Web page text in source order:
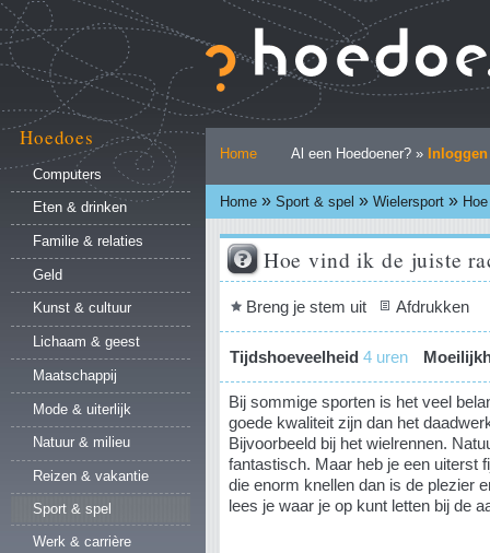
naar
inhoud.
Ga
naar
navigatie
Persoonlijke
hulpmiddelen
Home Al een Hoedoener? » Inloggen
Home » Sport & spel » Wielersport »
Hoedoes
Computers
Eten & drinken
Familie & relaties
Geld
Kunst & cultuur
Lichaam & geest
Maatschappij
Mode & uiterlijk
Natuur & milieu
Reizen & vakantie
Sport & spel
Werk & carrière
Hoe vind ik de juiste
Document
Breng je stem uit Afdrukken
Tijdshoeveelheid 4 uren
Bij sommige sporten is het veel
goede kwaliteit zijn dan het
Bijvoorbeeld bij het wielrennen.
fantastisch. Maar heb je een uiterst
die enorm knellen dan is de plezier
lees je waar je op kunt letten bij de